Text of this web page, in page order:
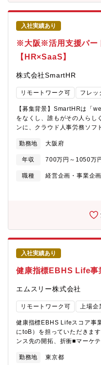
もちろん、パートナー企業様
価値貢献に波及させることが
れるはずです。■様々な規模
と接することで、SaaS以外
りやすいです。■業務特性上
る機会が多いので、そういっ
でご自身のビジネスパーソン
領域の拡大のため、更なる施
の募集にいたっております。
決できないユーザー様の課題
するため企画提案・プロジェ
SmartHRを導入・継続利用す
す。それによってSmartHR
大と、パートナー企業のビジ
す。【具体的には】(1) 新し
実行・改善を継続して行うプ
た活動設計と実行ステーク
ログラム適用カテゴリの拡
大(2) パートナービジネス事
ーの施策を推進販売促進・契
題に対し、パートナーと協働
期的な改善策の実行ステーク
ベンダー」(3) 社内からのパ
ートナーアカウントプラン
行(4) 上記内容にご賛同・ご
意形成を図る必要がある機会
だ浸透していない概念・職種
あり、責任と裁量を持ってチ
できます。ユーザー、パート
じめとする専門パートナーと
の専門知識が身につきます。
ステムベンダー、勤怠システ
ど）
入社実績あり
※大阪※活用支援パー
【HR×SaaS】
株式会社SmartHR
リモートワーク可 フレッ
【募集背景】SmartHRは「
をなくし、誰もがその人らし
ンに、クラウド人事労務ソフ
成長を遂げてきました。
が高まっていますが、自機能
中でも一部の社会保険手続き
業務などは、自社サービスで
属部署は、上記の課題を解決
がSmartHRを安定してご利
ートナーとともに目指してい
領域の拡大のため、更なる施
の募集にいたっております。
決できないユーザー様の課題
するため企画提案・プロジェ
SmartHRを導入・継続利用す
す。それによってSmartHRと
大と、パートナー企業のビジ
上や解約防止に貢献すること
す。【具体的には】(1) 新し
実行・改善を継続して行うプ
た活動設計と実行ステークホ
されたプログラムのモニタリ
ログラム適用カテゴリの拡大
ーの施策を推進販売促進・契
勤務地 大阪府
年収 700万円～1050万
職種
経営企画・事業企画
入社実績あり
健康指標EBHS Life事
エムスリー株式会社
リモートワーク可 上場企
健康指標EBHS Lifeスコア事
にtoB）を担っていただきま
ンス先の開拓、折衝■マーケ
用し、社会インパクトの大き
勤務地 東京都